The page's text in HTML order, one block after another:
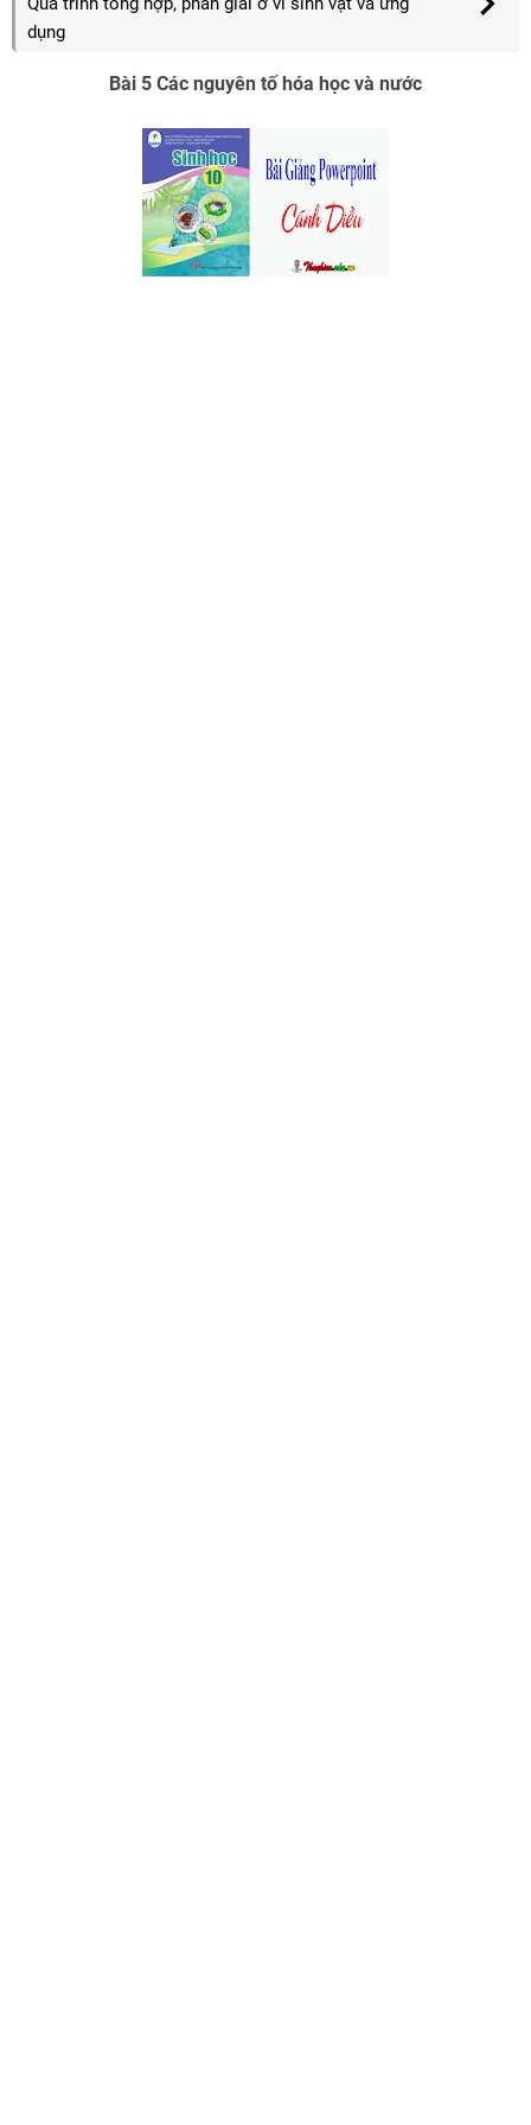
dụng
Bài 5 Các nguyên tố hóa học và nước